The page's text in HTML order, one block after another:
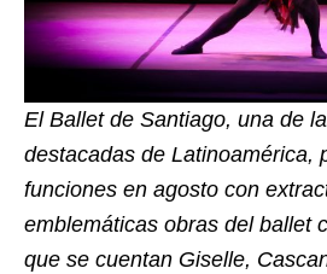
El Ballet de Santiago, una de
destacadas de Latinoamérica,
funciones en agosto con
emblemáticas obras del ballet
que se cuentan Giselle,